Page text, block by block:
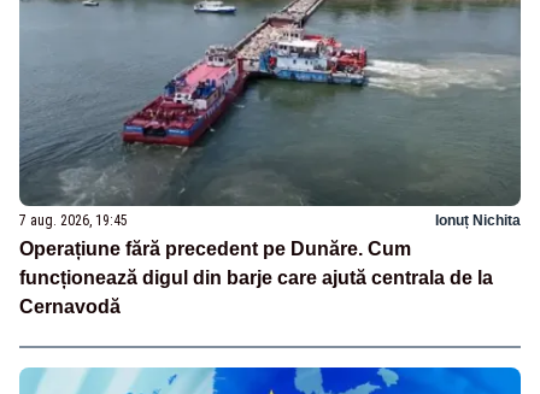
7 aug. 2026, 19:45 Ionuț Nichita
Operațiune fără precedent pe Dunăre. Cum
funcționează digul din barje care ajută centrala de la
Cernavodă